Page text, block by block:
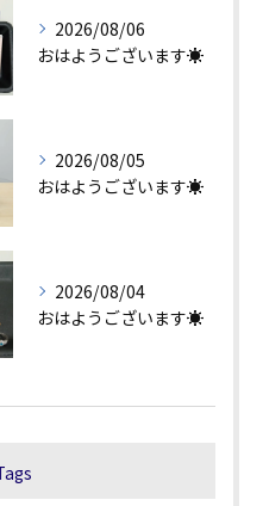
2026/08/06
おはようございます☀
2026/08/05
おはようございます☀
2026/08/04
おはようございます☀